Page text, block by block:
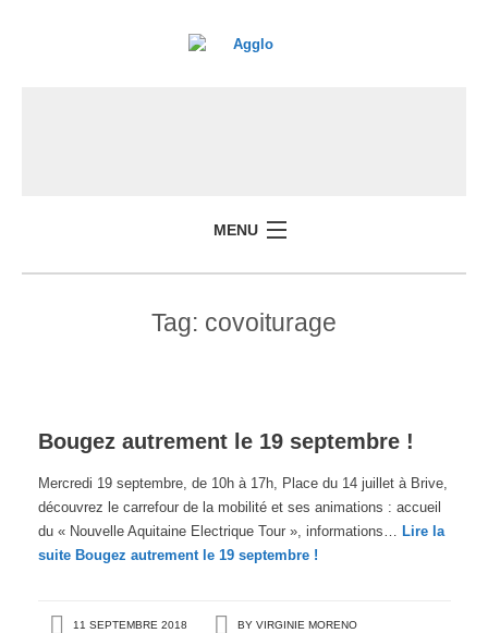
MENU
Tag: covoiturage
Bougez autrement le 19 septembre !
Mercredi 19 septembre, de 10h à 17h, Place du 14 juillet à Brive,
découvrez le carrefour de la mobilité et ses animations : accueil
du « Nouvelle Aquitaine Electrique Tour », informations… Lire la
suiteBougez autrement le 19 septembre !
11 SEPTEMBRE 2018 BY VIRGINIE MORENO